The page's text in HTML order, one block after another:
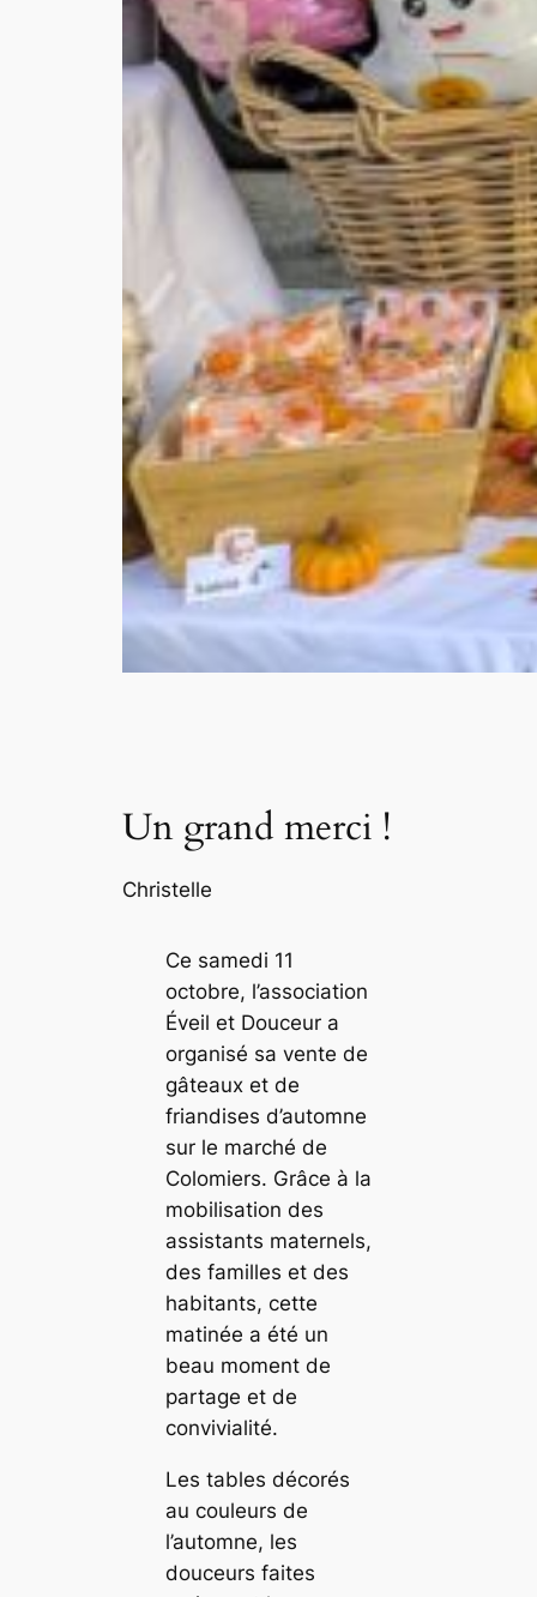
Un grand merci !
Christelle
Ce samedi 11
octobre, l’association
Éveil et Douceur a
organisé sa vente de
gâteaux et de
friandises d’automne
sur le marché de
Colomiers. Grâce à la
mobilisation des
assistants maternels,
des familles et des
habitants, cette
matinée a été un
beau moment de
partage et de
convivialité.
Les tables décorés
au couleurs de
l’automne, les
douceurs faites